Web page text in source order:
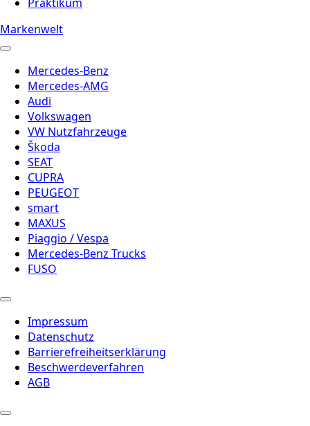
Markenwelt
Mercedes-Benz
Mercedes-AMG
Audi
Volkswagen
VW Nutzfahrzeuge
Škoda
SEAT
CUPRA
PEUGEOT
smart
MAXUS
Piaggio / Vespa
Mercedes-Benz Trucks
FUSO
Impressum
Datenschutz
Barrierefreiheitserklärung
Beschwerdeverfahren
AGB